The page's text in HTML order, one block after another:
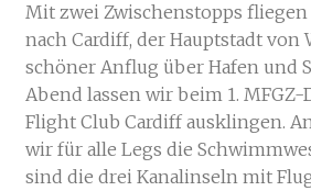
Mit zwei Zwischenstopps fliegen
nach Cardiff, der Hauptstadt von
schöner Anflug über Hafen und
Abend lassen wir beim 1.
Flight Club Cardiff ausklingen.
wir für alle Legs die
sind die drei Kanalinseln mit